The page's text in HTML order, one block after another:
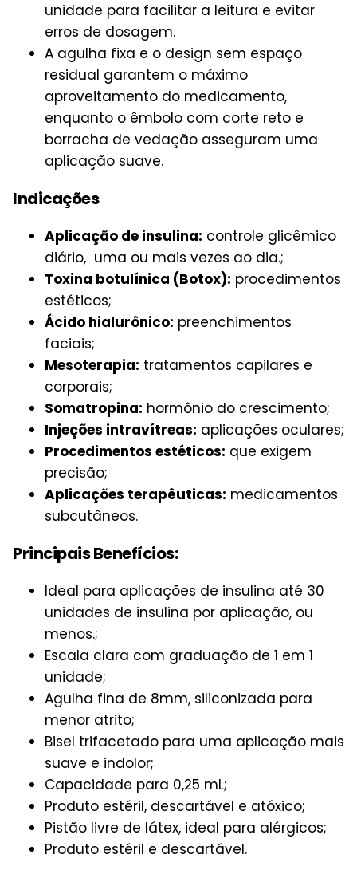
unidade para facilitar a leitura e evitar
erros de dosagem.
A agulha fixa e o design sem espaço
residual garantem o máximo
aproveitamento do medicamento,
enquanto o êmbolo com corte reto e
borracha de vedação asseguram uma
aplicação suave.
Indicações
Aplicação de insulina: controle glicêmico
diário, uma ou mais vezes ao dia.;
Toxina botulínica (Botox): procedimentos
estéticos;
Ácido hialurônico: preenchimentos
faciais;
Mesoterapia: tratamentos capilares e
corporais;
Somatropina: hormônio do crescimento;
Injeções intravítreas: aplicações oculares;
Procedimentos estéticos: que exigem
precisão;
Aplicações terapêuticas: medicamentos
subcutâneos.
Principais Benefícios:
Ideal para aplicações de insulina até 30
unidades de insulina por aplicação, ou
menos.;
Escala clara com graduação de 1 em 1
unidade;
Agulha fina de 8mm, siliconizada para
menor atrito;
Bisel trifacetado para uma aplicação mais
suave e indolor;
Capacidade para 0,25 mL;
Produto estéril, descartável e atóxico;
Pistão livre de látex, ideal para alérgicos;
Produto estéril e descartável.